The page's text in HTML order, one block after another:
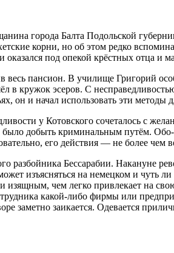
города Балта Подольской
корни, но об этом редко
под опекой крёстных отца и
весь пансион. В училище Григорий
кружок эсеров. С
и начал использовать эти методы
у Котовского сочеталось с
добыть криминальным путём.
его действия — не более чем
разбойника Бессарабии. Накануне
изъясняться на немецком и чуть
изящным, чем легко привлекает на
какой-либо фирмы или
заметно заикается. Одевается